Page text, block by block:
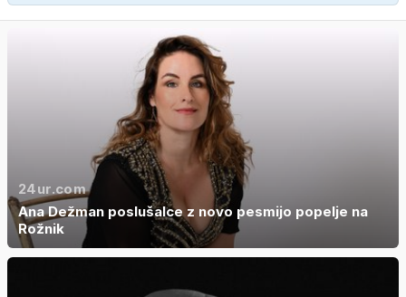
24ur.com
Ana Dežman poslušalce z novo pesmijo popelje na
Rožnik